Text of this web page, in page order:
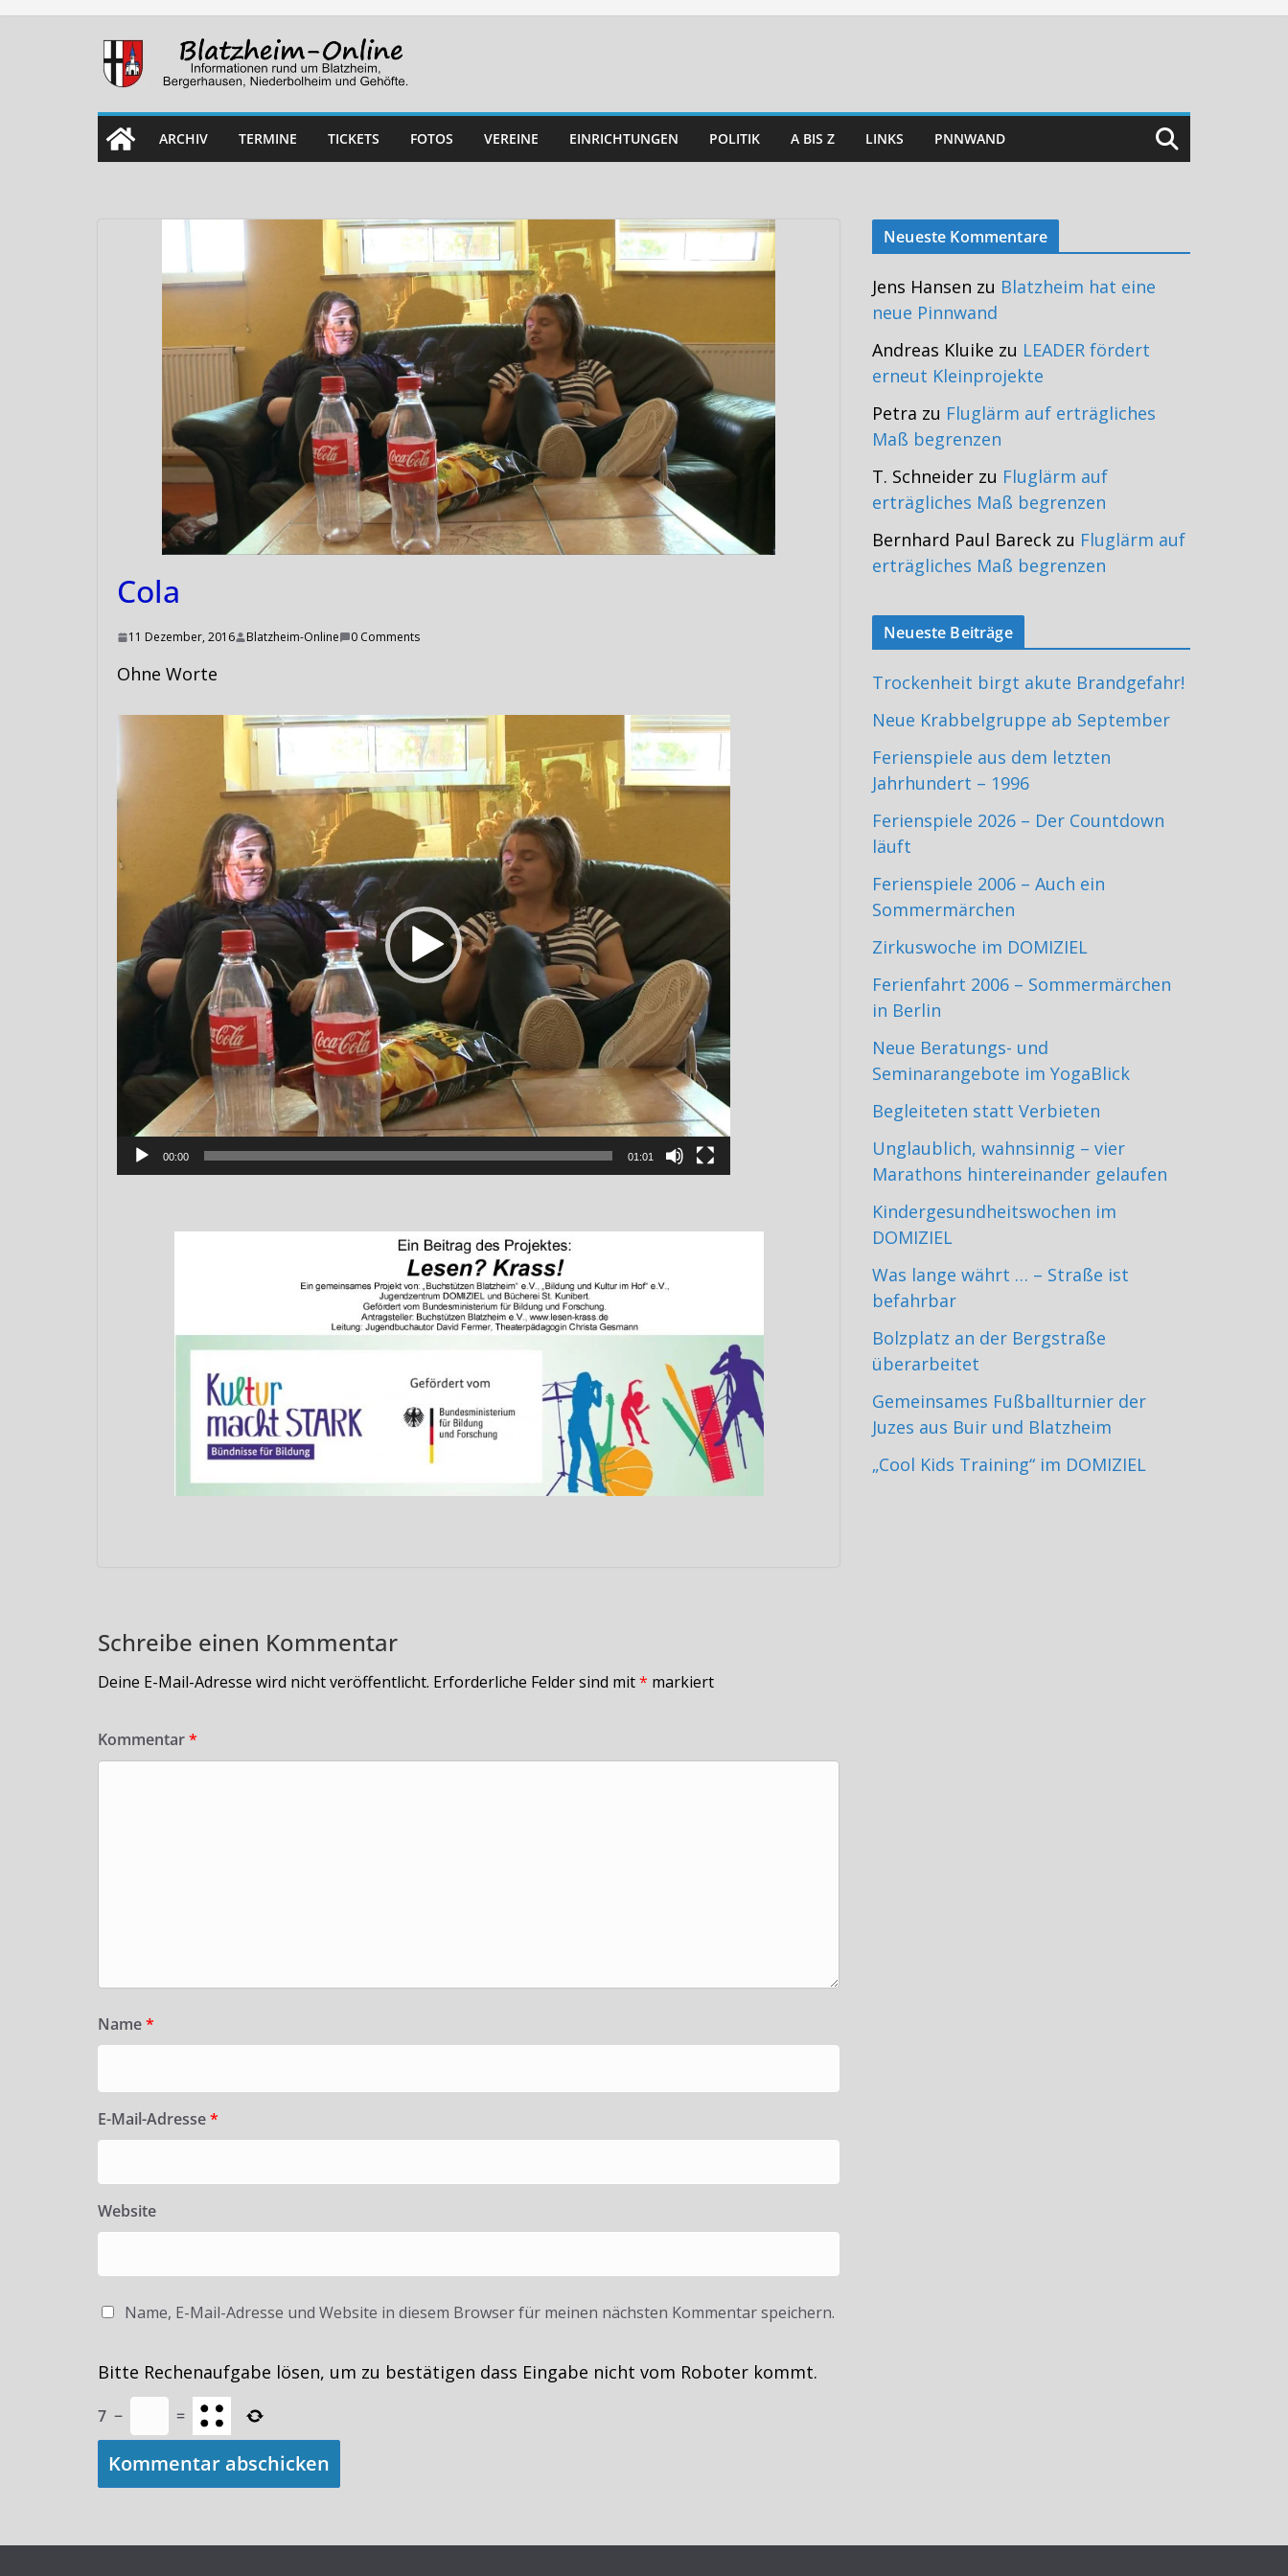
Skip
ARCHIV TERMINE TICKETS FOTOS VEREINE EINRICHTUNGEN POLITIK A BIS Z LINKS PNNWAND
Cola
11 Dezember, 2016 Blatzheim-Online 0 Comments
Ohne Worte
00:00 01:01
Schreibe einen Kommentar
Deine E-Mail-Adresse wird nicht veröffentlicht. Erforderliche Felder sind mit* markiert
Kommentar*
Name*
E-Mail-Adresse*
Website
Name, E-Mail-Adresse und Website in diesem Browser für meinen nächsten Kommentar speichern.
Bitte Rechenaufgabe lösen, um zu bestätigen dass Eingabe nicht vom Roboter kommt.
7 − =
Neueste Kommentare
Jens Hansen zu Blatzheim hat eine
neue Pinnwand
Andreas Kluike zu LEADER fördert
erneut Kleinprojekte
Petra zu Fluglärm auf erträgliches
Maß begrenzen
T. Schneider zu Fluglärm auf
erträgliches Maß begrenzen
Bernhard Paul Bareck zu Fluglärm auf
erträgliches Maß begrenzen
Neueste Beiträge
Trockenheit birgt akute Brandgefahr!
Neue Krabbelgruppe ab September
Ferienspiele aus dem letzten
Jahrhundert – 1996
Ferienspiele 2026 – Der Countdown
läuft
Ferienspiele 2006 – Auch ein
Sommermärchen
Zirkuswoche im DOMIZIEL
Ferienfahrt 2006 – Sommermärchen
in Berlin
Neue Beratungs- und
Seminarangebote im YogaBlick
Begleiteten statt Verbieten
Unglaublich, wahnsinnig – vier
Marathons hintereinander gelaufen
Kindergesundheitswochen im
DOMIZIEL
Was lange währt … – Straße ist
befahrbar
Bolzplatz an der Bergstraße
überarbeitet
Gemeinsames Fußballturnier der
Juzes aus Buir und Blatzheim
„Cool Kids Training“ im DOMIZIEL